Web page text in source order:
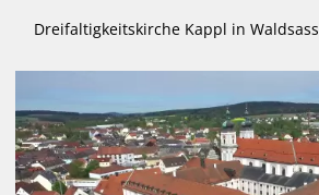
Dreifaltigkeitskirche Kappl in